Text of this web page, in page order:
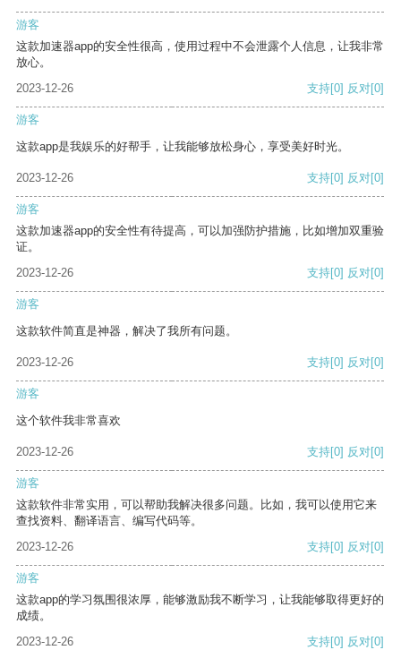
游客
这款加速器app的安全性很高，使用过程中不会泄露个人信息，让我非常
放心。
2023-12-26
支持[0] 反对[0]
游客
这款app是我娱乐的好帮手，让我能够放松身心，享受美好时光。
2023-12-26 支持[0] 反对[0]
游客
这款加速器app的安全性有待提高，可以加强防护措施，比如增加双重验
证。
2023-12-26
支持[0] 反对[0]
游客
这款软件简直是神器，解决了我所有问题。
2023-12-26 支持[0] 反对[0]
游客
这个软件我非常喜欢
2023-12-26 支持[0] 反对[0]
游客
这款软件非常实用，可以帮助我解决很多问题。比如，我可以使用它来
查找资料、翻译语言、编写代码等。
2023-12-26
支持[0] 反对[0]
游客
这款app的学习氛围很浓厚，能够激励我不断学习，让我能够取得更好的
成绩。
2023-12-26
支持[0] 反对[0]